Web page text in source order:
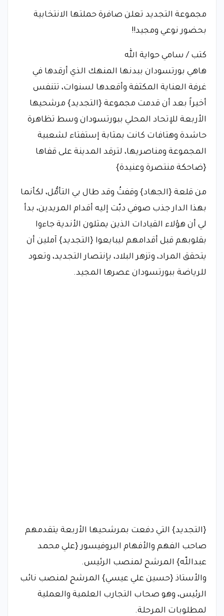
مجموعة التجديد تعلن صافرة حملتها الانتخابية
بحضور نوعي ومجيد!!
كتب / سامي حواية الله
هاهي بورتسودان ببدنها المنهك الذي أرقدها في
غرفة العناية المكثفة وأقعدها لسنوات، تتنفس
أخيراً بعد أن قدمت مجموعة {التجديد} مرشحيها
الأربعة للإتحاد المحلي ببورتسودان وسط تظاهرة
حاشدة وهتافات كانت بمثابة إستفتاء لشعبية
المجموعة ومناصريها، لترقد المدينة على قفاها
{ضاحكة منتصرة وعنيدة}
من قلعة {الجهاد} وقفتُ وقد طال بي التأمُّل، لكأنما
بهذا الدار جذب صوفي دبّت إليه أقدام المريدين، بدأ
لي أن هؤلاء القيادات الذين يمثلون الأندية جاءوا
بقلوبهم قبل أقدامهم ليبايعوا {التجديد} آملين أن
يتحقق المراد، وتزهر البلاد، بإنتصار التجديد، وتعود
للرياضة ببورتسودان عصرها المجيد.
{التجديد} التي دفعت بمرشحيها الأربعة يتقدمهم
صاحب الفهم والأفهام البروفيسور {علي محمد
عبداللّه} المرشح لمنصب الرئيس.
والأستاذ {حسين علي عيسي} المرشح لمنصب نائب
الرئيس، وهو صحاب التجارب العلمية والعملية
لمطلوبات المرحلة.